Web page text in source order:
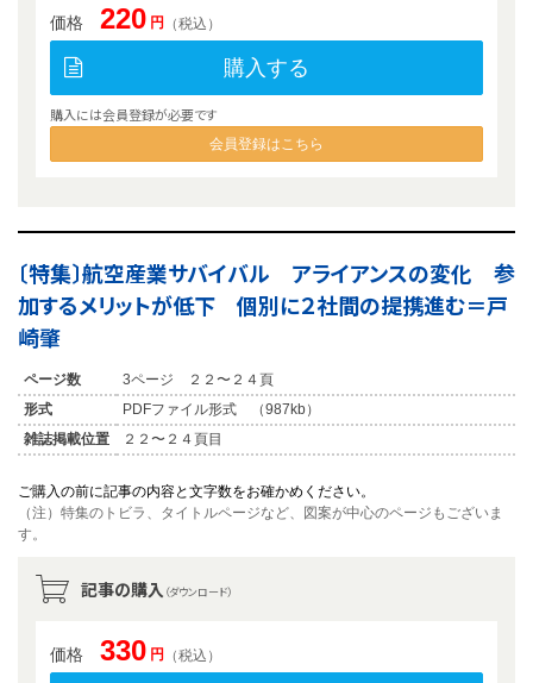
価格 220 円 （税込）
購入する
購入には会員登録が必要です
会員登録はこちら
〔特集〕航空産業サバイバル アライアンスの変化 参
加するメリットが低下 個別に２社間の提携進む＝戸
崎肇
ページ数
3ページ ２２〜２４頁
形式
PDFファイル形式 （987kb）
雑誌掲載位置
２２〜２４頁目
ご購入の前に記事の内容と文字数をお確かめください。
（注）特集のトビラ、タイトルページなど、図案が中心のページもございま
す。
記事の購入 （ダウンロード）
価格 330 円 （税込）